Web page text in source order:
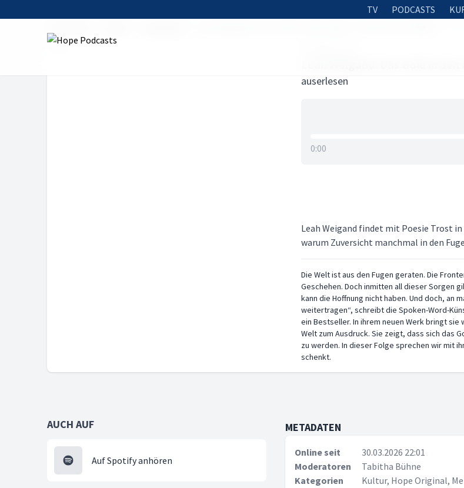
TV PODCASTS
auserlesen
0:00
Leah Weigand findet mit Poesie Trost
warum Zuversicht manchmal in den
Die Welt ist aus den Fugen geraten. Die
Geschehen. Doch inmitten all dieser Sorgen
kann die Hoffnung nicht haben. Und doch, an
weitertragen“, schreibt die Spoken-Word-
ein Bestseller. In ihrem neuen Werk bringt
Welt zum Ausdruck. Sie zeigt, dass sich das
zu werden. In dieser Folge sprechen wir mit
schenkt.
AUCH AUF
Auf Spotify anhören
METADATEN
Online seit
30.03.2026 22:01
Moderatoren
Tabitha Bühne
Kategorien
Kultur, Hope Original,